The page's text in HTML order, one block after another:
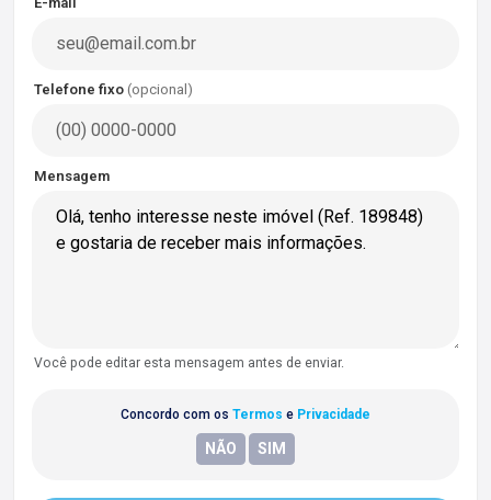
Telefone fixo (opcional)
Mensagem
Você pode editar esta mensagem antes de enviar.
Concordo com os Termos e Privacidade